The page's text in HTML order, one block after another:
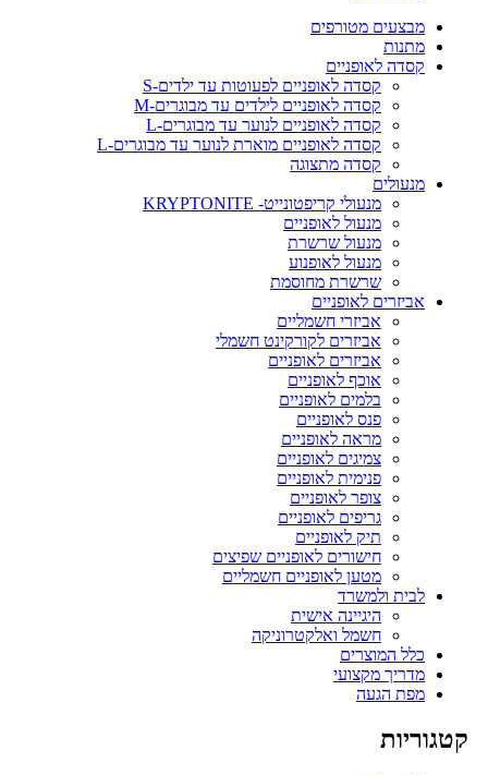
מבצעים מטורפים
מתנות
קסדה לאופניים
קסדה לאופניים לפעוטות עד ילדים-S
קסדה לאופניים לילדים עד מבוגרים-M
קסדה לאופניים לנוער עד מבוגרים-L
קסדה לאופניים מוארת לנוער עד מבוגרים-L
קסדה מתצוגה
מנעולים
מנעולי קריפטונייט- KRYPTONITE
מנעול לאופניים
מנעול שרשרת
מנעול לאופנוע
שרשרת מחוסמת
אביזרים לאופניים
אביזרי חשמליים
אביזרים לקורקינט חשמלי
אביזרים לאופניים
אוכף לאופניים
בלמים לאופניים
פנס לאופניים
מראה לאופניים
צמיגים לאופניים
פנימית לאופניים
צופר לאופניים
גריפים לאופניים
תיק לאופניים
חישורים לאופניים שפיצים
מטען לאופניים חשמליים
לבית ולמשרד
היגיינה אישית
חשמל ואלקטרוניקה
כלל המוצרים
מדריך מקצועי
מפת הגעה
קטגוריות